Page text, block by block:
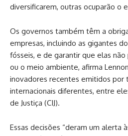
diversificarem, outras ocuparão o
Os governos também têm a
empresas, incluindo as gigantes
fósseis, e de garantir que elas
ou o meio ambiente, afirma
inovadores recentes emitidos por
internacionais diferentes, entre
de Justiça (CIJ).
Essas decisões “deram um alerta